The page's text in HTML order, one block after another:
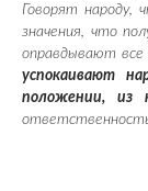
Говорят народу,
значения, что
оправдывают все
успокаивают
положении, из